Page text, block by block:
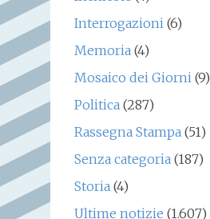
Interrogazioni(6)
Memoria(4)
Mosaico dei Giorni(9)
Politica(287)
Rassegna Stampa(51)
Senza categoria(187)
Storia(4)
Ultime notizie (1.607)